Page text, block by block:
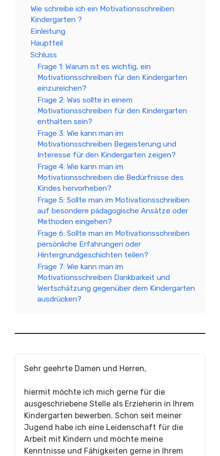
Wie schreibe ich ein Motivationsschreiben
Kindergarten ?
Einleitung
Hauptteil
Schluss
Frage 1: Warum ist es wichtig, ein
Motivationsschreiben für den Kindergarten
einzureichen?
Frage 2: Was sollte in einem
Motivationsschreiben für den Kindergarten
enthalten sein?
Frage 3: Wie kann man im
Motivationsschreiben Begeisterung und
Interesse für den Kindergarten zeigen?
Frage 4: Wie kann man im
Motivationsschreiben die Bedürfnisse des
Kindes hervorheben?
Frage 5: Sollte man im Motivationsschreiben
auf besondere pädagogische Ansätze oder
Methoden eingehen?
Frage 6: Sollte man im Motivationsschreiben
persönliche Erfahrungen oder
Hintergrundgeschichten teilen?
Frage 7: Wie kann man im
Motivationsschreiben Dankbarkeit und
Wertschätzung gegenüber dem Kindergarten
ausdrücken?
Sehr geehrte Damen und Herren,
hiermit möchte ich mich gerne für die
ausgeschriebene Stelle als Erzieherin in Ihrem
Kindergarten bewerben. Schon seit meiner
Jugend habe ich eine Leidenschaft für die
Arbeit mit Kindern und möchte meine
Kenntnisse und Fähigkeiten gerne in Ihrem